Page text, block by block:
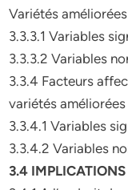
Variétés améliorées
3.3.3.1 Variables
3.3.3.2 Variables
3.3.4 Facteurs
variétés améliorées
3.3.4.1 Variables
3.3.4.2 Variables
3.4